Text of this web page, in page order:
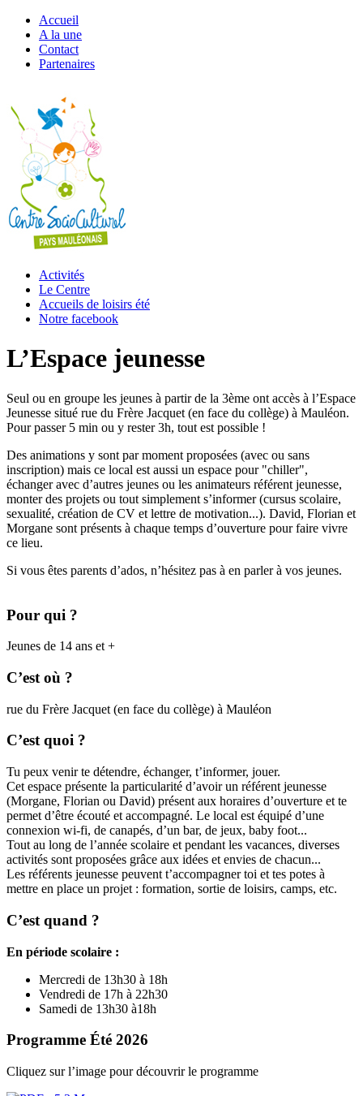
Accueil
A la une
Contact
Partenaires
Activités
Le Centre
Accueils de loisirs été
Notre facebook
L’Espace jeunesse
Seul ou en groupe les jeunes à partir de la 3ème ont accès à l’Espace
Jeunesse situé rue du Frère Jacquet (en face du collège) à Mauléon.
Pour passer 5 min ou y rester 3h, tout est possible !
Des animations y sont par moment proposées (avec ou sans
inscription) mais ce local est aussi un espace pour "chiller",
échanger avec d’autres jeunes ou les animateurs référent jeunesse,
monter des projets ou tout simplement s’informer (cursus scolaire,
sexualité, création de CV et lettre de motivation...). David, Florian et
Morgane sont présents à chaque temps d’ouverture pour faire vivre
ce lieu.
Si vous êtes parents d’ados, n’hésitez pas à en parler à vos jeunes.
Pour qui ?
Jeunes de 14 ans et +
C’est où ?
rue du Frère Jacquet (en face du collège) à Mauléon
C’est quoi ?
Tu peux venir te détendre, échanger, t’informer, jouer.
Cet espace présente la particularité d’avoir un référent jeunesse
(Morgane, Florian ou David) présent aux horaires d’ouverture et te
permet d’être écouté et accompagné. Le local est équipé d’une
connexion wi-fi, de canapés, d’un bar, de jeux, baby foot...
Tout au long de l’année scolaire et pendant les vacances, diverses
activités sont proposées grâce aux idées et envies de chacun...
Les référents jeunesse peuvent t’accompagner toi et tes potes à
mettre en place un projet : formation, sortie de loisirs, camps, etc.
C’est quand ?
En période scolaire :
Mercredi de 13h30 à 18h
Vendredi de 17h à 22h30
Samedi de 13h30 à18h
Programme Été 2026
Cliquez sur l’image pour découvrir le programme